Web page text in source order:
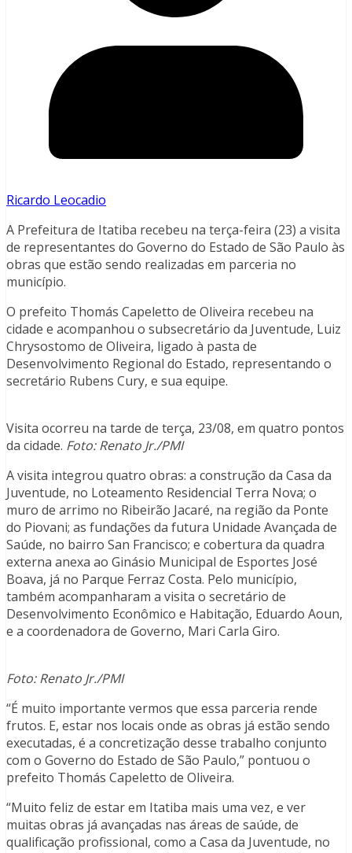
Ricardo Leocadio
A Prefeitura de Itatiba recebeu na terça-feira (23) a visita
de representantes do Governo do Estado de São Paulo às
obras que estão sendo realizadas em parceria no
município.
O prefeito Thomás Capeletto de Oliveira recebeu na
cidade e acompanhou o subsecretário da Juventude, Luiz
Chrysostomo de Oliveira, ligado à pasta de
Desenvolvimento Regional do Estado, representando o
secretário Rubens Cury, e sua equipe.
Visita ocorreu na tarde de terça, 23/08, em quatro pontos
da cidade. Foto: Renato Jr./PMI
A visita integrou quatro obras: a construção da Casa da
Juventude, no Loteamento Residencial Terra Nova; o
muro de arrimo no Ribeirão Jacaré, na região da Ponte
do Piovani; as fundações da futura Unidade Avançada de
Saúde, no bairro San Francisco; e cobertura da quadra
externa anexa ao Ginásio Municipal de Esportes José
Boava, já no Parque Ferraz Costa. Pelo município,
também acompanharam a visita o secretário de
Desenvolvimento Econômico e Habitação, Eduardo Aoun,
e a coordenadora de Governo, Mari Carla Giro.
Foto: Renato Jr./PMI
“É muito importante vermos que essa parceria rende
frutos. E, estar nos locais onde as obras já estão sendo
executadas, é a concretização desse trabalho conjunto
com o Governo do Estado de São Paulo,” pontuou o
prefeito Thomás Capeletto de Oliveira.
“Muito feliz de estar em Itatiba mais uma vez, e ver
muitas obras já avançadas nas áreas de saúde, de
qualificação profissional, como a Casa da Juventude, no